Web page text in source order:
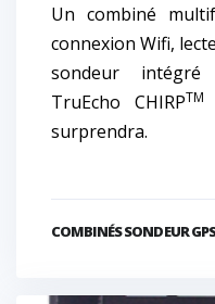
Un combiné
connexion Wifi,
sondeur intégré
TruEcho CHIRPTM
surprendra.
COMBINÉS SONDEUR GPS